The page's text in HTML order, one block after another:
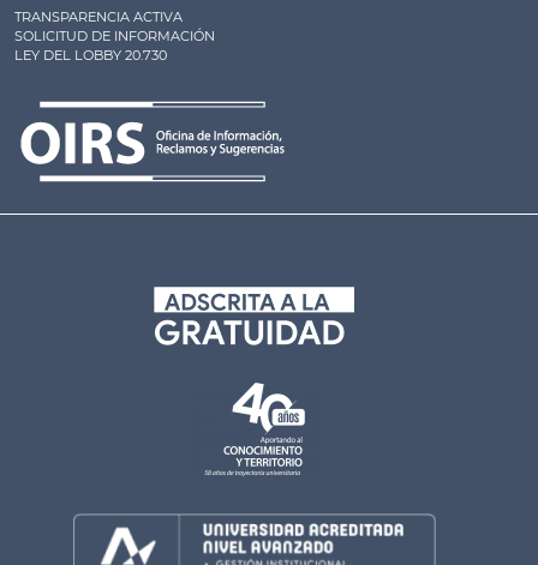
TRANSPARENCIA ACTIVA
SOLICITUD DE INFORMACIÓN
LEY DEL LOBBY 20.730